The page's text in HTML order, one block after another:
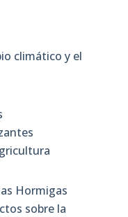
climático y el
Hormigas
sobre la